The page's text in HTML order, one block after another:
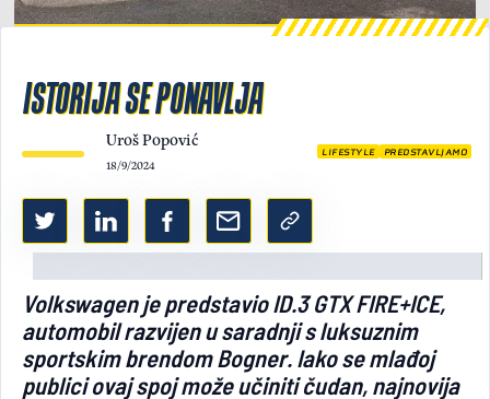
Light/Dark mode
ISTORIJA SE PONAVLJA
Uroš Popović
18/9/2024
LIFESTYLE PREDSTAVLJAMO
Volkswagen je predstavio ID.3 GTX FIRE+ICE,
automobil razvijen u saradnji s luksuznim
sportskim brendom Bogner. Iako se mlađoj
publici ovaj spoj može učiniti čudan, najnovija